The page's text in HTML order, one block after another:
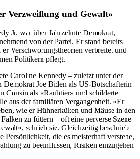
Verzweiflung und Gewalt»
Jr. war über Jahrzehnte Demokrat,
von der Partei. Er stand bereits
Verschwörungstheorien verbreitet und
Politikern pflegt.
Caroline Kennedy – zuletzt unter der
Demokrat Joe Biden als US-Botschafterin
Cousin als «Raubtier» und schilderte
aus der familiären Vergangenheit. «Er
wie er Hühnerküken und Mäuse in den
zu füttern – oft eine perverse Szene
schrieb sie. Gleichzeitig beschrieb
Persönlichkeit, die es meisterhaft verstehe,
zu beeinflussen, Risiken einzugehen